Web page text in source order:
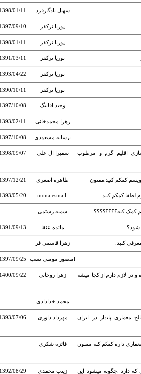
سهیل یادگارفرد 1398/01/11
پوریا ترکفر 1397/09/10
پوریا ترکفر 1398/01/11
پوریا ترکفر 1391/03/11
پوریا ترکفر 1393/04/22
پوریا ترکفر 1390/10/11
وحید اقابیگ 1397/10/08
زهرا محمدخانی 1393/02/11
برسابه مسعودی 1397/10/08
اقلیم گرم و مرطوب سمیرا ال علی 1398/09/07
کمکم کنید.ممنون طاهره اصغری 1397/12/21
لطفا کمکم کنید. mona esmaili
1393/05/20
کمک کنه؟؟؟؟؟؟؟؟ سمیه رستمی
شود؟ مائده عنقا 1391/09/13
زهرا قاسمی فر
lمنصور مومنی نسب 1397/09/25
و در لازم دارم از کجا میشه زهرا روحانی 1400/09/22
محمد خدادادی
معماری پایدار در ایران مهرداد داوری 1393/07/06
داره کمکم کنه ممنون فائزه شکری
که دارد .چگونه میشود این زینب محمدی 1392/08/29